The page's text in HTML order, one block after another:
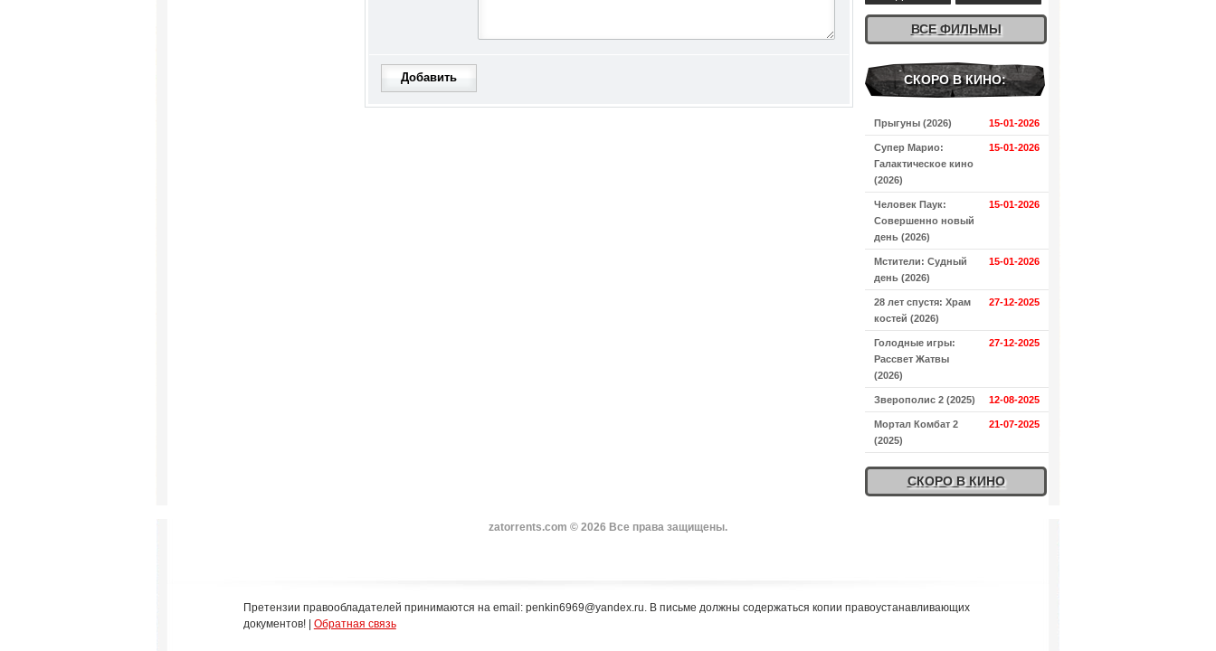
Добавить
апокалипсиса
(2024)
Демон внутри
(2024)
ВСЕ ФИЛЬМЫ
СКОРО В КИНО:
Прыгуны (2026) 15-01-2026
Супер Марио:
Галактическое кино
(2026)
15-01-2026
Человек Паук:
Совершенно новый
день (2026)
15-01-2026
Мстители: Судный
день (2026)
15-01-2026
28 лет спустя: Храм
костей (2026)
27-12-2025
Голодные игры:
Рассвет Жатвы
(2026)
27-12-2025
Зверополис 2 (2025) 12-08-2025
Мортал Комбат 2
(2025)
21-07-2025
СКОРО В КИНО
zatorrents.com © 2026 Все права защищены.
Претензии правообладателей принимаются на email: penkin6969@yandex.ru. В письме должны содержаться копии правоустанавливающих
документов! | Обратная связь